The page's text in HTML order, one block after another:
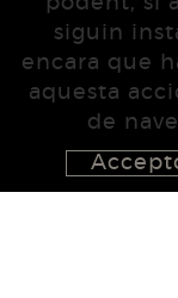
siguin
encara que
aquesta
de